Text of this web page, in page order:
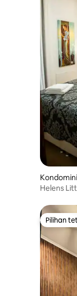
λις
Helens
Pilihan
Pilihan